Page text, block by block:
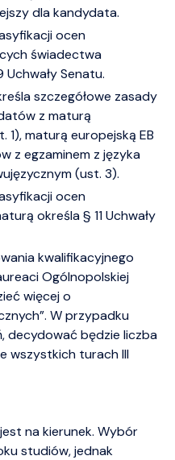
dla kandydata.
ocen
świadectwa
Senatu.
szczegółowe zasady
z maturą
1), maturą europejską EB
z egzaminem z języka
(ust. 3).
ocen
określa § 11 Uchwały
kwalifikacyjnego
Ogólnopolskiej
więcej o
W przypadku
decydować będzie liczba
wszystkich turach III
na kierunek. Wybór
studiów, jednak